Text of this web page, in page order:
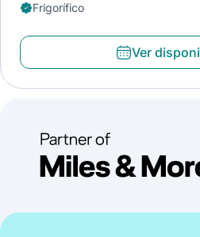
Frigorífico
Ver